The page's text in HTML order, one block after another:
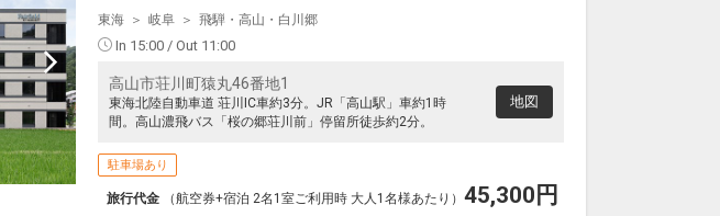
東海 岐阜 飛騨・高山・白川郷
In 15:00 / Out 11:00
高山市荘川町猿丸46番地1
東海北陸自動車道 荘川IC車約3分。JR「高山駅」車約1時
間。高山濃飛バス「桜の郷荘川前」停留所徒歩約2分。
地図
駐車場あり
旅行代金 （航空券+宿泊 2名1室ご利用時 大人1名様あたり） 45,300 円